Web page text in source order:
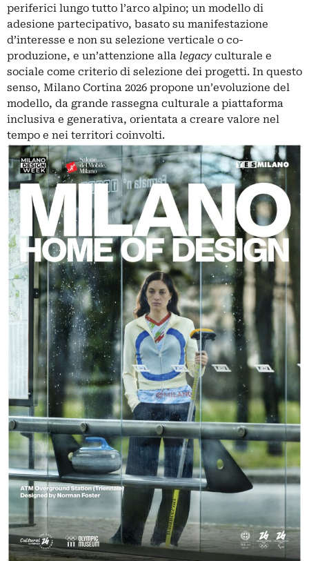
periferici lungo tutto l’arco alpino; un modello di
adesione partecipativo, basato su manifestazione
d’interesse e non su selezione verticale o co-
produzione, e un’attenzione alla legacy culturale e
sociale come criterio di selezione dei progetti. In questo
senso, Milano Cortina 2026 propone un’evoluzione del
modello, da grande rassegna culturale a piattaforma
inclusiva e generativa, orientata a creare valore nel
tempo e nei territori coinvolti.